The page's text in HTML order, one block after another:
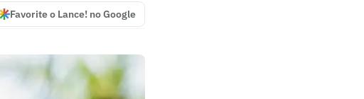
Favorite o Lance! no Google